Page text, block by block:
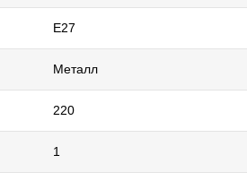
E27
Металл
220
1